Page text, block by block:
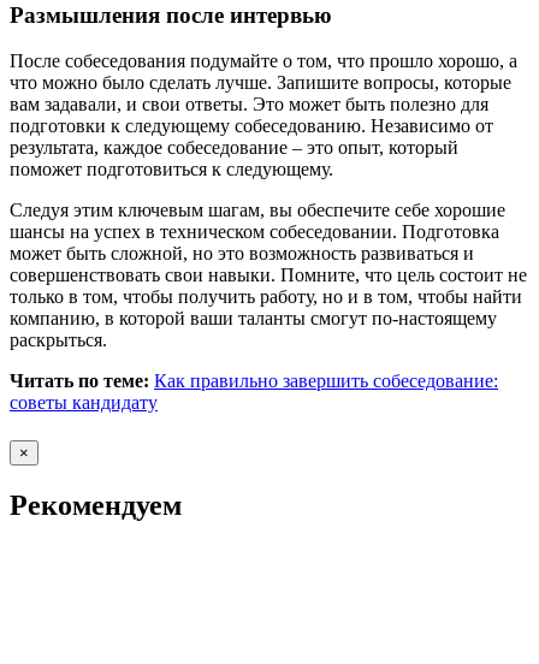
Размышления после интервью
После собеседования подумайте о том, что прошло хорошо, а
что можно было сделать лучше. Запишите вопросы, которые
вам задавали, и свои ответы. Это может быть полезно для
подготовки к следующему собеседованию. Независимо от
результата, каждое собеседование – это опыт, который
поможет подготовиться к следующему.
Следуя этим ключевым шагам, вы обеспечите себе хорошие
шансы на успех в техническом собеседовании. Подготовка
может быть сложной, но это возможность развиваться и
совершенствовать свои навыки. Помните, что цель состоит не
только в том, чтобы получить работу, но и в том, чтобы найти
компанию, в которой ваши таланты смогут по-настоящему
раскрыться.
Читать по теме: Как правильно завершить собеседование:
советы кандидату
×
Рекомендуем